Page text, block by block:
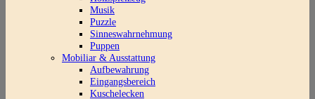
Musik
Puzzle
Sinneswahrnehmung
Puppen
Mobiliar & Ausstattung
Aufbewahrung
Eingangsbereich
Kuschelecken